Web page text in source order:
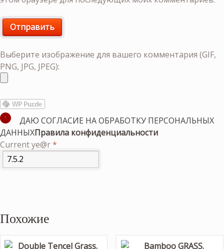
Выберите изображение для вашего комментария (GIF,
PNG, JPG, JPEG):
ДАЮ СОГЛАСИЕ НА ОБРАБОТКУ ПЕРСОНАЛЬНЫХ
ДАННЫХПравила конфиденциальности
Current ye@r*
Похожие